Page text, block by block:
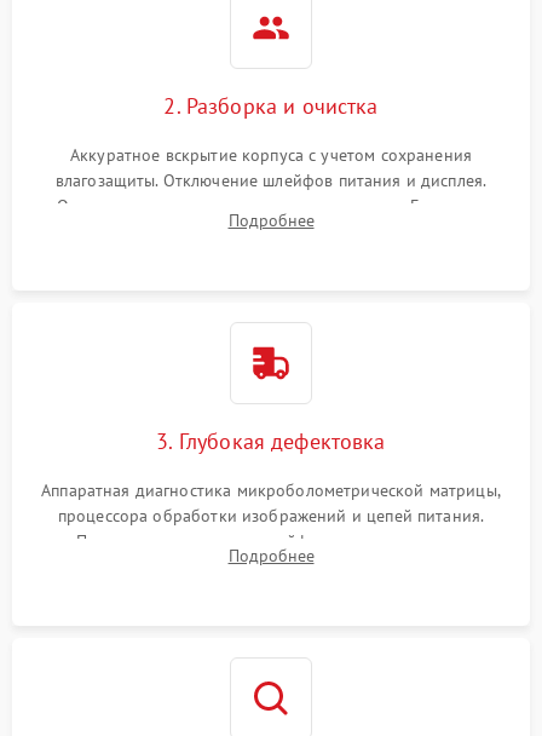
2. Разборка и очистка
Аккуратное вскрытие корпуса с учетом сохранения
влагозащиты. Отключение шлейфов питания и дисплея.
Очистка внутренних плат от окислов и пыли. Бережная
обработка германиевого объектива специализированными
Подробнее
3. Глубокая дефектовка
Аппаратная диагностика микроболометрической матрицы,
процессора обработки изображений и цепей питания.
Проверка целостности шлейфов, модуля памяти и
интерфейсов связи. Выявление сгоревших SMD-компонентов
Подробнее